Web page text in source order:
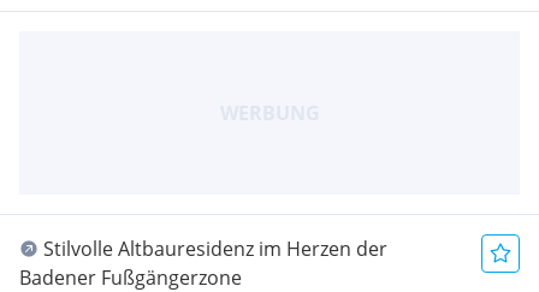
Stilvolle Altbauresidenz im Herzen der
Badener Fußgängerzone